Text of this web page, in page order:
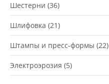
Шестерни (36)
Шлифовка (21)
Штампы и пресс-формы (22)
Электроэрозия (5)